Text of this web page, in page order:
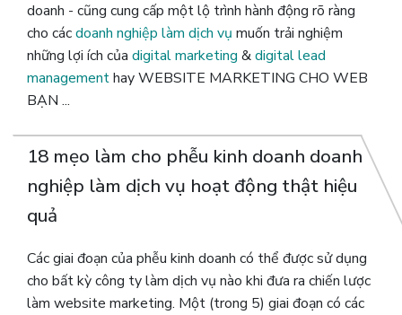
doanh - cũng cung cấp một lộ trình hành động rõ ràng
cho cácdoanh nghiệp làm dịch vụ muốn trải nghiệm
những lợi ích củadigital marketing &digital lead
managementhay WEBSITE MARKETING CHO WEB
BẠN ...
18 mẹo làm cho phễu kinh doanh doanh
nghiệp làm dịch vụ hoạt động thật hiệu
quả
Các giai đoạn của phễu kinh doanh có thể được sử dụng
cho bất kỳ công ty làm dịch vụ nào khi đưa ra chiến lược
làm website marketing. Một (trong 5) giai đoạn có các